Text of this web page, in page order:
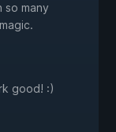
so many
good! :)